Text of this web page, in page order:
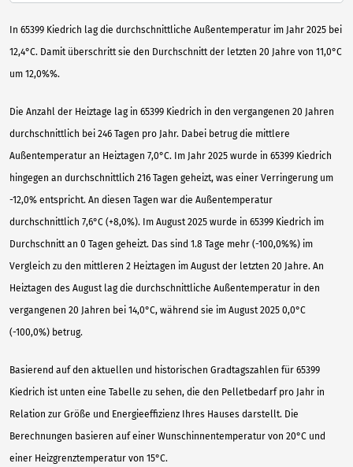
In 65399 Kiedrich lag die durchschnittliche Außentemperatur im Jahr 2025 bei
12,4°C. Damit überschritt sie den Durchschnitt der letzten 20 Jahre von 11,0°C
um 12,0%%.
Die Anzahl der Heiztage lag in 65399 Kiedrich in den vergangenen 20 Jahren
durchschnittlich bei 246 Tagen pro Jahr. Dabei betrug die mittlere
Außentemperatur an Heiztagen 7,0°C. Im Jahr 2025 wurde in 65399 Kiedrich
hingegen an durchschnittlich 216 Tagen geheizt, was einer Verringerung um
-12,0% entspricht. An diesen Tagen war die Außentemperatur
durchschnittlich 7,6°C (+8,0%). Im August 2025 wurde in 65399 Kiedrich im
Durchschnitt an 0 Tagen geheizt. Das sind 1.8 Tage mehr (-100,0%%) im
Vergleich zu den mittleren 2 Heiztagen im August der letzten 20 Jahre. An
Heiztagen des August lag die durchschnittliche Außentemperatur in den
vergangenen 20 Jahren bei 14,0°C, während sie im August 2025 0,0°C
(-100,0%) betrug.
Basierend auf den aktuellen und historischen Gradtagszahlen für 65399
Kiedrich ist unten eine Tabelle zu sehen, die den Pelletbedarf pro Jahr in
Relation zur Größe und Energieeffizienz Ihres Hauses darstellt. Die
Berechnungen basieren auf einer Wunschinnentemperatur von 20°C und
einer Heizgrenztemperatur von 15°C.